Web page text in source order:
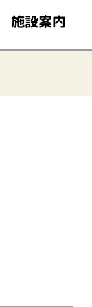
施設案内